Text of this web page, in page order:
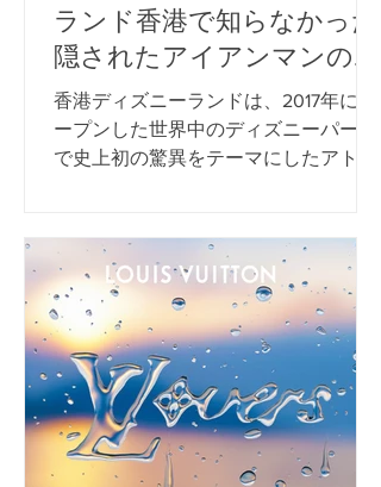
ランド香港で知らなかった
隠されたアイアンマンの魅
力!
香港ディズニーランドは、2017年にオ
ープンした世界中のディズニーパーク
で史上初の驚異をテーマにしたアトラ
ションシミュレーターライドであるア
イアンマンエクスペリエンスを行うこ
ともできます。これら2つのアト...